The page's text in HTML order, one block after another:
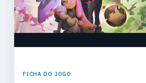
FICHA DO JOGO